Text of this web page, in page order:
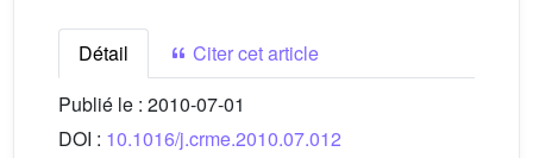
Détail
Citer cet article
Publié le : 2010-07-01
DOI : 10.1016/j.crme.2010.07.012